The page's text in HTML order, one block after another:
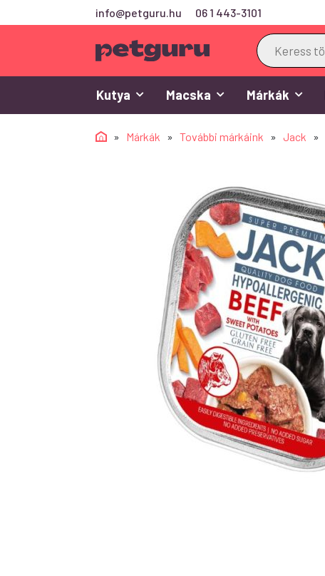
info@petguru.hu 06 1 443-3101
Products
search
Kutya Macska Márkák
» Márkák » További márkáink » Jack »